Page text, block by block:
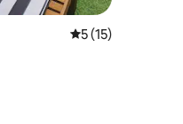
Prosječna ocjena:
5 (15)